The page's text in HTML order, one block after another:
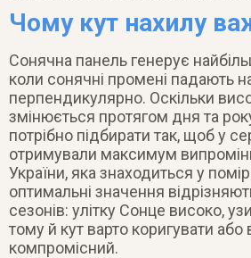
Чому кут нахилу
Сонячна панель генерує
коли сонячні промені падають
перпендикулярно. Оскільки
змінюється протягом дня та
потрібно підбирати так, щоб у
отримували максимум
України, яка знаходиться у
оптимальні значення
сезонів: улітку Сонце високо,
тому й кут варто коригувати або
компромісний.